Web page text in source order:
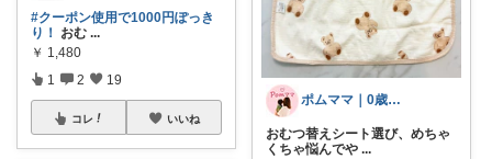
#クーポン使用で1000円ぽっき
り！
おむ ...
￥ 1,480
1 2 19
コレ いいね
ポムママ｜0歳育児×暮らしの便利アイテム
おむつ替えシート選び、めちゃ
くちゃ悩んでや ...